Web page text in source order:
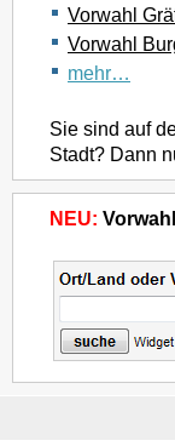
Vorwahl
Vorwahl
mehr…
Sie sind auf
Stadt? Dann
NEU: